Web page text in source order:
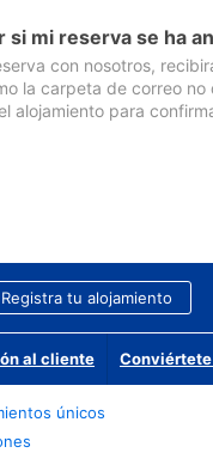
si mi reserva se ha
con nosotros,
la carpeta de correo
alojamiento para
Registra tu alojamiento
al cliente
únicos